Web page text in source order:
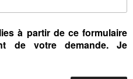
à partir de ce formulaire
de votre demande. Je